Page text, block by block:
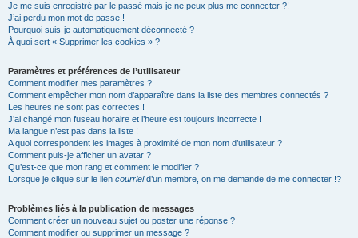
Je me suis enregistré par le passé mais je ne peux plus me connecter ?!
J’ai perdu mon mot de passe !
Pourquoi suis-je automatiquement déconnecté ?
À quoi sert « Supprimer les cookies » ?
Paramètres et préférences de l’utilisateur
Comment modifier mes paramètres ?
Comment empêcher mon nom d’apparaître dans la liste des membres connectés ?
Les heures ne sont pas correctes !
J’ai changé mon fuseau horaire et l’heure est toujours incorrecte !
Ma langue n’est pas dans la liste !
A quoi correspondent les images à proximité de mon nom d’utilisateur ?
Comment puis-je afficher un avatar ?
Qu’est-ce que mon rang et comment le modifier ?
Lorsque je clique sur le lien courrield’un membre, on me demande de me connecter !?
Problèmes liés à la publication de messages
Comment créer un nouveau sujet ou poster une réponse ?
Comment modifier ou supprimer un message ?